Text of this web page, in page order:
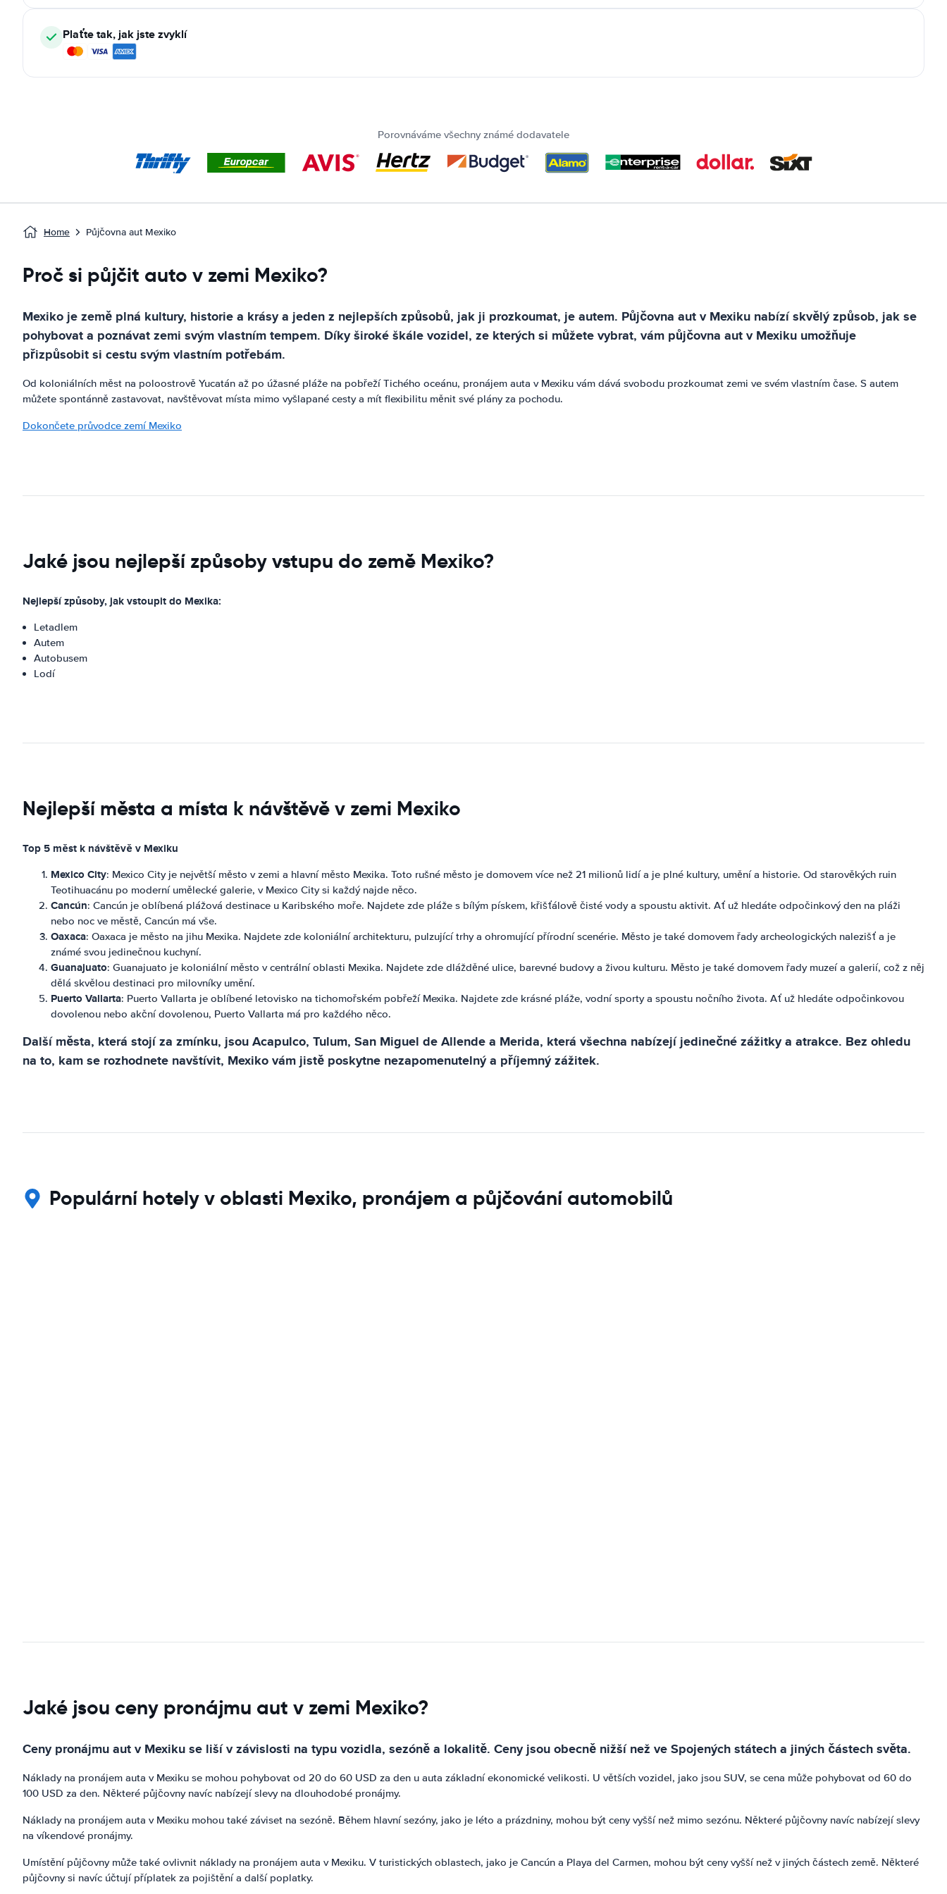
Plaťte tak, jak jste zvyklí
Porovnáváme všechny známé dodavatele
Home Půjčovna aut Mexiko
Proč si půjčit auto v zemi Mexiko?
Mexiko je země plná kultury, historie a krásy a jeden z nejlepších způsobů, jak ji prozkoumat, je autem. Půjčovna aut v Mexiku nabízí skvělý způsob, jak se
pohybovat a poznávat zemi svým vlastním tempem. Díky široké škále vozidel, ze kterých si můžete vybrat, vám půjčovna aut v Mexiku umožňuje
přizpůsobit si cestu svým vlastním potřebám.
Od koloniálních měst na poloostrově Yucatán až po úžasné pláže na pobřeží Tichého oceánu, pronájem auta v Mexiku vám dává svobodu prozkoumat zemi ve svém vlastním čase. S autem
můžete spontánně zastavovat, navštěvovat místa mimo vyšlapané cesty a mít flexibilitu měnit své plány za pochodu.
Dokončete průvodce zemí Mexiko
Jaké jsou nejlepší způsoby vstupu do země Mexiko?
Nejlepší způsoby, jak vstoupit do Mexika:
Letadlem
Autem
Autobusem
Lodí
Nejlepší města a místa k návštěvě v zemi Mexiko
Top 5 měst k návštěvě v Mexiku
Mexico City: Mexico City je největší město v zemi a hlavní město Mexika. Toto rušné město je domovem více než 21 milionů lidí a je plné kultury, umění a historie. Od starověkých ruin
Teotihuacánu po moderní umělecké galerie, v Mexico City si každý najde něco.
Cancún: Cancún je oblíbená plážová destinace u Karibského moře. Najdete zde pláže s bílým pískem, křišťálově čisté vody a spoustu aktivit. Ať už hledáte odpočinkový den na pláži
nebo noc ve městě, Cancún má vše.
Oaxaca: Oaxaca je město na jihu Mexika. Najdete zde koloniální architekturu, pulzující trhy a ohromující přírodní scenérie. Město je také domovem řady archeologických nalezišť a je
známé svou jedinečnou kuchyní.
Guanajuato: Guanajuato je koloniální město v centrální oblasti Mexika. Najdete zde dlážděné ulice, barevné budovy a živou kulturu. Město je také domovem řady muzeí a galerií, což z něj
dělá skvělou destinaci pro milovníky umění.
Puerto Vallarta: Puerto Vallarta je oblíbené letovisko na tichomořském pobřeží Mexika. Najdete zde krásné pláže, vodní sporty a spoustu nočního života. Ať už hledáte odpočinkovou
dovolenou nebo akční dovolenou, Puerto Vallarta má pro každého něco.
Další města, která stojí za zmínku, jsou Acapulco, Tulum, San Miguel de Allende a Merida, která všechna nabízejí jedinečné zážitky a atrakce. Bez ohledu
na to, kam se rozhodnete navštívit, Mexiko vám jistě poskytne nezapomenutelný a příjemný zážitek.
Populární hotely v oblasti Mexiko, pronájem a půjčování automobilů
Jaké jsou ceny pronájmu aut v zemi Mexiko?
Ceny pronájmu aut v Mexiku se liší v závislosti na typu vozidla, sezóně a lokalitě. Ceny jsou obecně nižší než ve Spojených státech a jiných částech světa.
Náklady na pronájem auta v Mexiku se mohou pohybovat od 20 do 60 USD za den u auta základní ekonomické velikosti. U větších vozidel, jako jsou SUV, se cena může pohybovat od 60 do
100 USD za den. Některé půjčovny navíc nabízejí slevy na dlouhodobé pronájmy.
Náklady na pronájem auta v Mexiku mohou také záviset na sezóně. Během hlavní sezóny, jako je léto a prázdniny, mohou být ceny vyšší než mimo sezónu. Některé půjčovny navíc nabízejí slevy
na víkendové pronájmy.
Umístění půjčovny může také ovlivnit náklady na pronájem auta v Mexiku. V turistických oblastech, jako je Cancún a Playa del Carmen, mohou být ceny vyšší než v jiných částech země. Některé
půjčovny si navíc účtují příplatek za pojištění a další poplatky.